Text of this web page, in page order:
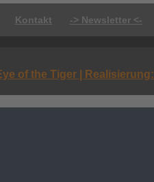
Kontakt -> Newsletter <-
of the Tiger | Realisierung: